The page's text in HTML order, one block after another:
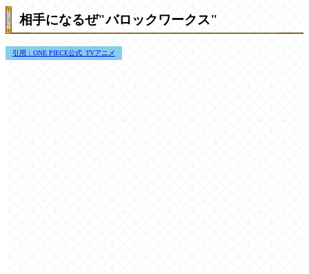
相手になるぜ"バロックワークス"
引用：ONE PIECE公式_TVアニメ